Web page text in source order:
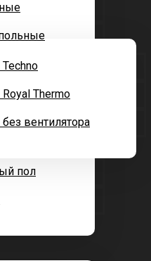
Thermo
вентилятора
пол